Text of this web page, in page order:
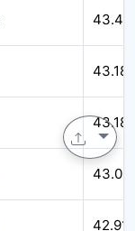
43.189
43.189
42.917